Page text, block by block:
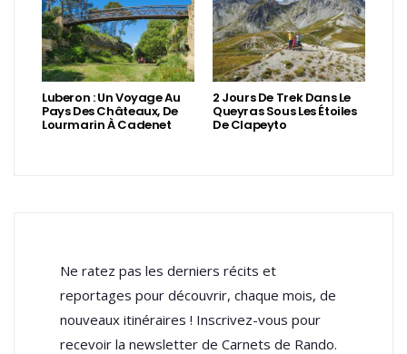
Luberon : Un Voyage Au
Pays Des Châteaux, De
Lourmarin À Cadenet
2 Jours De Trek Dans Le
Queyras Sous Les Étoiles
De Clapeyto
Ne ratez pas les derniers récits et
reportages pour découvrir, chaque mois, de
nouveaux itinéraires ! Inscrivez-vous pour
recevoir la newsletter de Carnets de Rando.